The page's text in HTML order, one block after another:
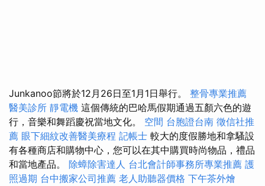
Junkanoo節將於12月26日至1月1日舉行。 整骨專業推薦
醫美診所 靜電機 這個傳統的巴哈馬假期通過五顏六色的遊
行，音樂和舞蹈慶祝當地文化。 空間 台胞證台南 徵信社推
薦 眼下細紋改善醫美療程 記帳士 較大的度假勝地和拿騷設
有各種商店和購物中心，您可以在其中購買時尚物品，禮品
和當地產品。 除蟑除害達人 台北會計師事務所專業推薦 護
照過期 台中搬家公司推薦 老人助聽器價格 下午茶外燴